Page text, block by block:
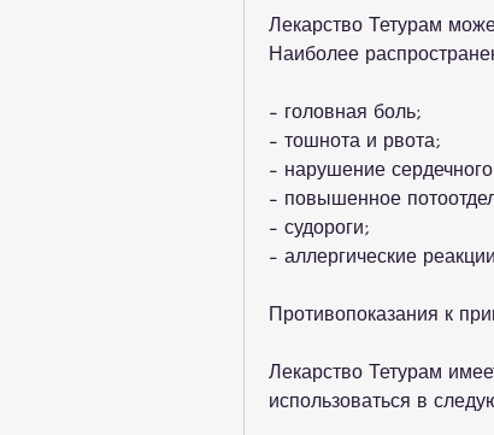
Лекарство Тетурам
Наиболее
- головная боль;
- тошнота и рвота;
- нарушение
- повышенное
- судороги;
- аллергические реакции.
Противопоказания к
Лекарство Тетурам
использоваться в